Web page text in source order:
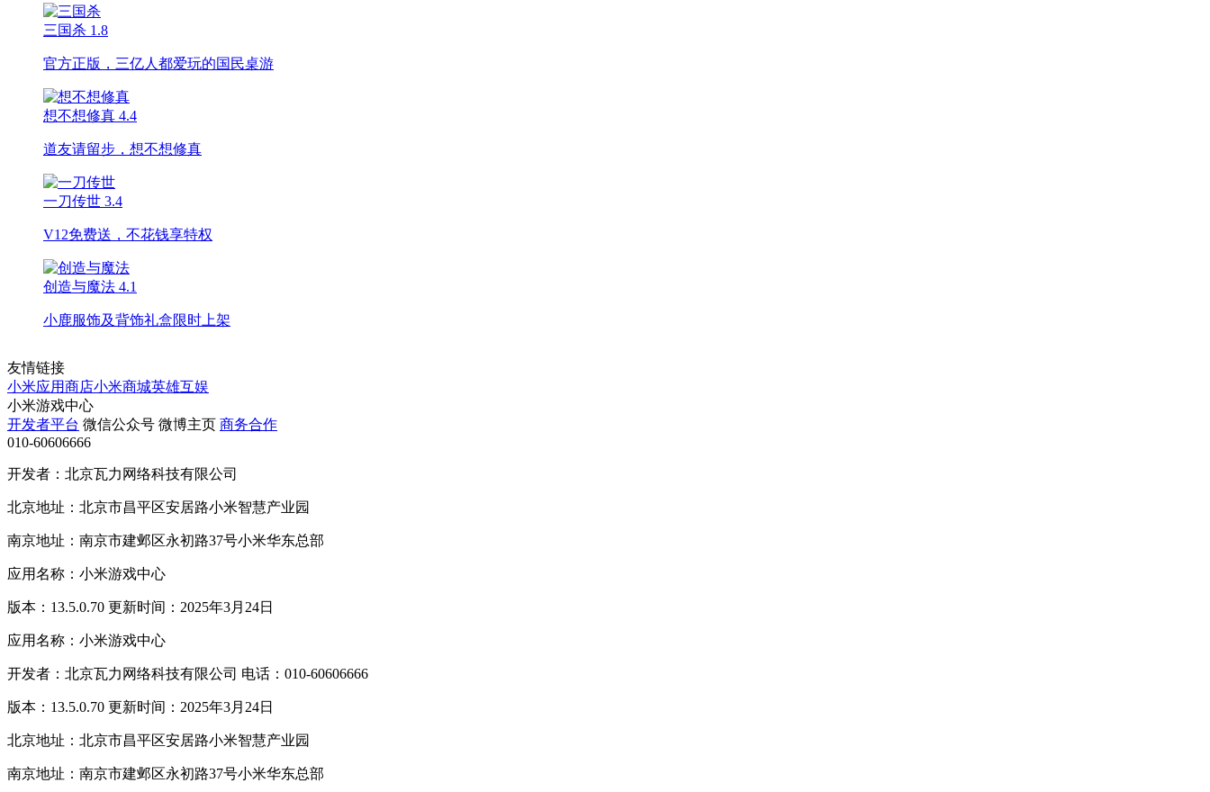
三国杀 1.8
官方正版，三亿人都爱玩的国民桌游
想不想修真 4.4
道友请留步，想不想修真
一刀传世 3.4
V12免费送，不花钱享特权
创造与魔法 4.1
小鹿服饰及背饰礼盒限时上架
友情链接
小米应用商店小米商城英雄互娱
小米游戏中心
开发者平台 微信公众号 微博主页 商务合作
010-60606666
开发者：北京瓦力网络科技有限公司
北京地址：北京市昌平区安居路小米智慧产业园
南京地址：南京市建邺区永初路37号小米华东总部
应用名称：小米游戏中心
版本：13.5.0.70 更新时间：2025年3月24日
应用名称：小米游戏中心
开发者：北京瓦力网络科技有限公司 电话：010-60606666
版本：13.5.0.70 更新时间：2025年3月24日
北京地址：北京市昌平区安居路小米智慧产业园
南京地址：南京市建邺区永初路37号小米华东总部